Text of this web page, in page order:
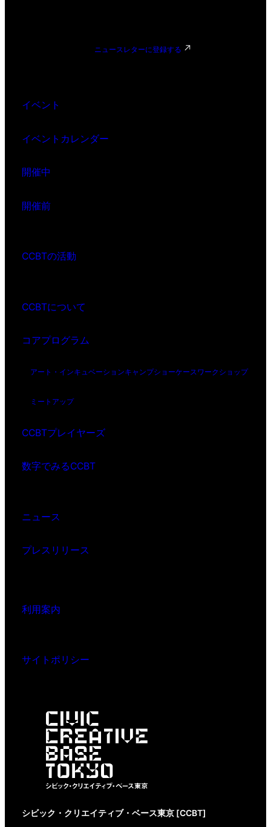
ニュースレターに登録する
イベント
イベントカレンダー
開催中
開催前
CCBTの活動
CCBTについて
コアプログラム
アート・インキュベーションキャンプショーケースワークショップ
ミートアップ
CCBTプレイヤーズ
数字でみるCCBT
ニュース
プレスリリース
利用案内
サイトポリシー
シビック・クリエイティブ・ベース東京 [CCBT]